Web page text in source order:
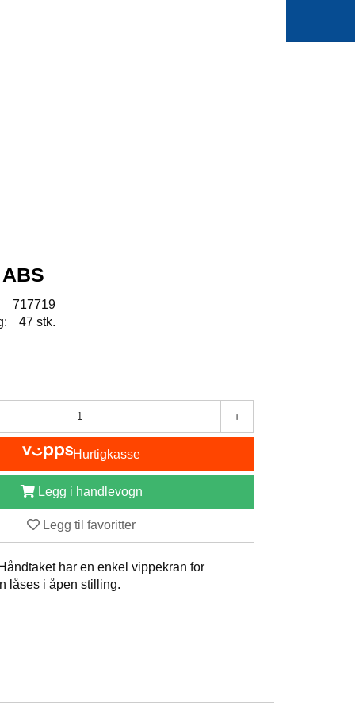
717719
47 stk.
+
Hurtigkasse
Legg i handlevogn
Legg til favoritter
har en enkel vippekran for
låses i åpen stilling.